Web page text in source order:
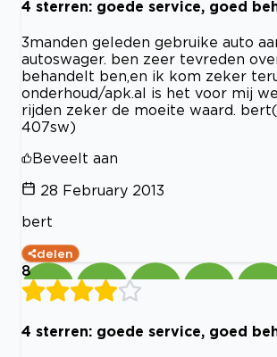
4 sterren: goede service, goed
3manden geleden gebruike auto
autoswager. ben zeer tevreden
behandelt ben,en ik kom zeker
onderhoud/apk.al is het voor mij
rijden zeker de moeite waard.
407sw)
Beveelt aan
28 February 2013
bert
delen
8
4 sterren: goede service, goed